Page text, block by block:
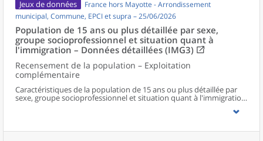
Jeux de données
France hors Mayotte - Arrondissement
municipal, Commune, EPCI et supra – 25/06/2026
Population de 15 ans ou plus détaillée par sexe,
groupe socioprofessionnel et situation quant à
l'immigration – Données détaillées (IMG3)
Recensement de la population – Exploitation
complémentaire
Caractéristiques de la population de 15 ans ou plus détaillée par
sexe, groupe socioprofessionnel et situation quant à l'immigration,
au niveau communal et supracommunal pour la France hors